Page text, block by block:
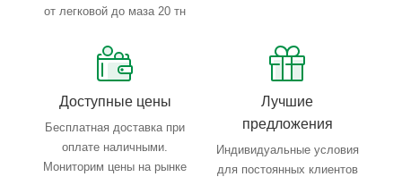
от легковой до маза 20 тн
Доступные цены
Бесплатная доставка при
оплате наличными.
Мониторим цены на рынке
Лучшие
предложения
Индивидуальные условия
для постоянных клиентов